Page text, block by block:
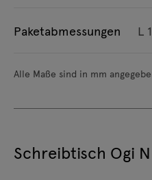
Paketabmessungen L
Alle Maße sind in mm
Schreibtisch Ogi N